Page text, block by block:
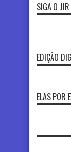
SIGA O JIR
EDIÇÃO
ELAS POR